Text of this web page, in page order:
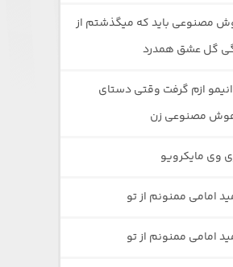
مصنوعی باید که میگذشتم از
گل عشق همدرد
ازم گرفت وقتی دستای
مصنوعی زن
وی مایکرویو
امامی ممنونم از تو
امامی ممنونم از تو